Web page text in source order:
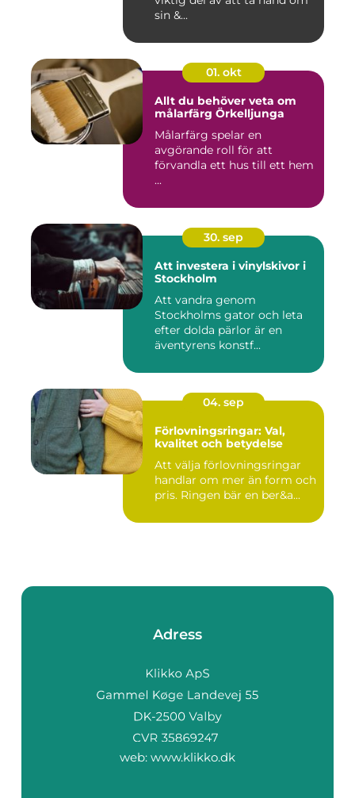
sin &...
01. okt
Allt du behöver veta om
målarfärg Örkelljunga
Målarfärg spelar en
avgörande roll för att
förvandla ett hus till ett hem
...
30. sep
Att investera i vinylskivor i
Stockholm
Att vandra genom
Stockholms gator och leta
efter dolda pärlor är en
äventyrens konstf...
04. sep
Förlovningsringar: Val,
kvalitet och betydelse
Att välja förlovningsringar
handlar om mer än form och
pris. Ringen bär en ber&a...
Adress
web: www.klikko.dk